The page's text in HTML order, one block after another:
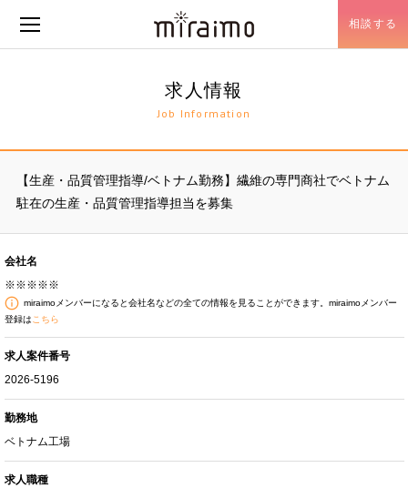
相談する
求人情報
Job Information
【生産・品質管理指導/ベトナム勤務】繊維の専門商社でベトナム
駐在の生産・品質管理指導担当を募集
会社名
※※※※※
miraimoメンバーになると会社名などの全ての情報を見ることができます。miraimoメンバー
登録は こちら
求人案件番号
2026-5196
勤務地
ベトナム工場
求人職種